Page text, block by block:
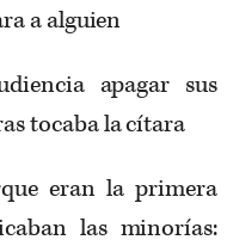
a alguien
apagar sus
tocaba la cítara
eran la primera
las minorías: